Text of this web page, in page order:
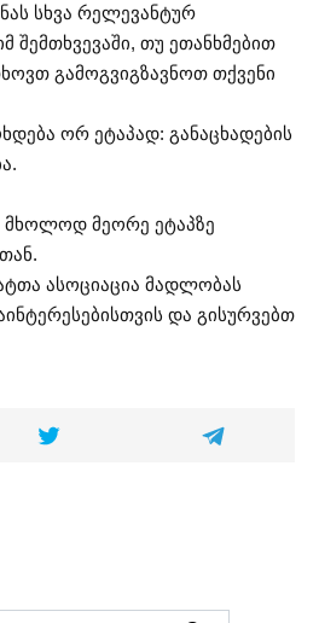
სხვა რელევანტურ
შემთხვევაში, თუ ეთანხმებით
გამოგვიგზავნოთ თქვენი
ორ ეტაპად: განაცხადების
მხოლოდ მეორე ეტაპზე
ასოციაცია მადლობას
და გისურვებთ